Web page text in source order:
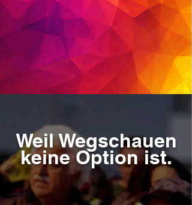
Weil Wegschauen
keine Option ist.